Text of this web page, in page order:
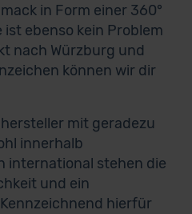
in Form einer 360°
ebenso kein Problem
nach Würzburg und
können wir dir
mit geradezu
innerhalb
international stehen die
und ein
hierfür